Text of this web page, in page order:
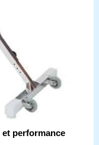
et performance